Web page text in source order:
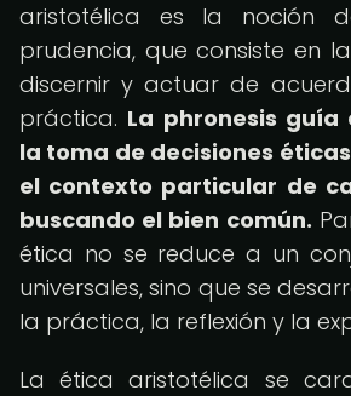
aristotélica es la noción
prudencia, que consiste en
discernir y actuar de
práctica. La phronesis guía
la toma de decisiones
el contexto particular de
buscando el bien común.
ética no se reduce a un
universales, sino que se
la práctica, la reflexión y la
La ética aristotélica se